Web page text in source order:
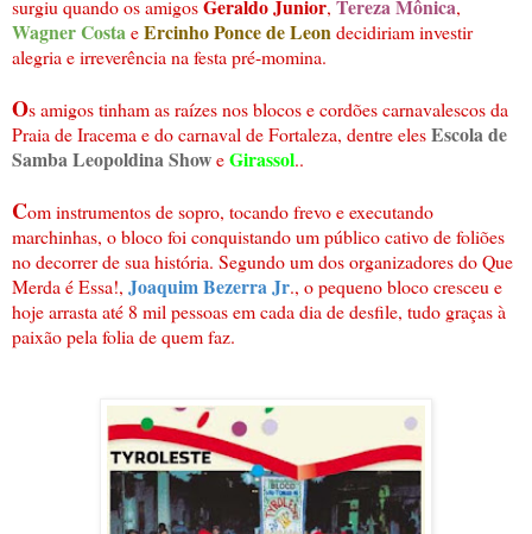
surgiu quando os amigosGeraldo Junior, Tereza Mônica,
Wagner CostaeErcinho Ponce de Leondecidiriam investir
alegria e irreverência na festa pré-momina.
Os amigos tinham as raízes nos blocos e cordões carnavalescos da
Praia de Iracema e do carnaval de Fortaleza, dentre elesEscola de
Samba Leopoldina ShoweGirassol..
Com instrumentos de sopro, tocando frevo e executando
marchinhas, o bloco foi conquistando um público cativo de foliões
no decorrer de sua história. Segundo um dos organizadores do Que
Merda é Essa!, Joaquim Bezerra Jr., o pequeno bloco cresceu e
hoje arrasta até 8 mil pessoas em cada dia de desfile, tudo graças à
paixão pela folia de quem faz.